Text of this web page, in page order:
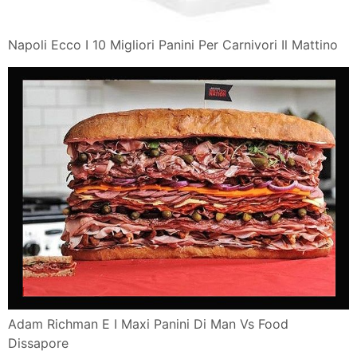
Napoli Ecco I 10 Migliori Panini Per Carnivori Il Mattino
Adam Richman E I Maxi Panini Di Man Vs Food
Dissapore